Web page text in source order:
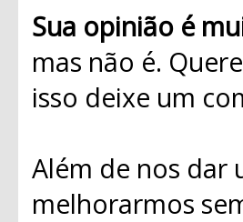
Sua opinião é
mas não é.
isso deixe um
Além de nos dar
melhorarmos